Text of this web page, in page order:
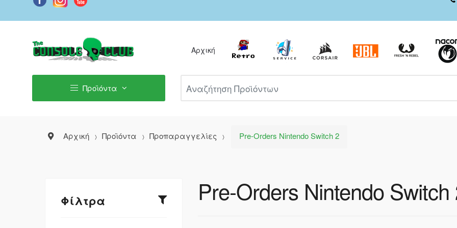
Αρχική
Προϊόντα
Αρχική Προϊόντα Προπαραγγελίες Pre-Orders Nintendo Switch 2
Φίλτρα Pre-Orders Nintendo Switch